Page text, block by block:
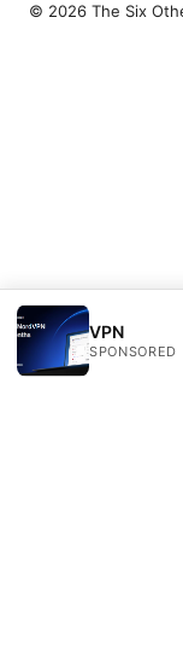
VPN
SPONSORED
© 2026 The Six